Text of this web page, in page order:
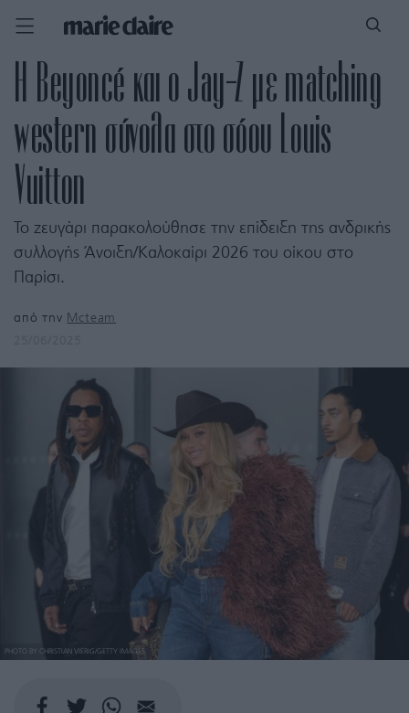
H Beyoncé και ο Jay-Z με matching
western σύνολα στο σόου Louis
Vuitton
To ζευγάρι παρακολούθησε την επίδειξη της ανδρικής
συλλογής Άνοιξη/Καλοκαίρι 2026 του οίκου στο
Παρίσι.
από την Mcteam
PHOTO BY CHRISTIAN VIERIG/GETTY IMAGES